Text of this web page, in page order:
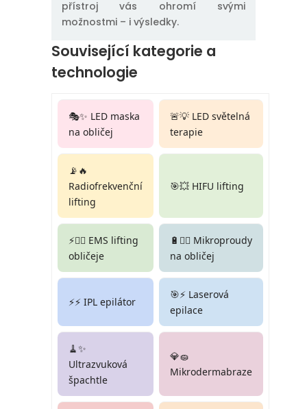
přístroj vás ohromí svými
možnostmi – i výsledky.
Související kategorie a
technologie
🎭✨ LED maska
na obličej
🚨💡 LED světelná
terapie
📡🔥
Radiofrekvenční
lifting
🎯💥 HIFU lifting
⚡🏋️‍♀️ EMS lifting
obličeje
🔋💆‍♀️ Mikroproudy
na obličej
⚡⚡ IPL epilátor
🎯⚡ Laserová
epilace
🧹✨
Ultrazvuková
špachtle
💎🧽
Mikrodermabraze